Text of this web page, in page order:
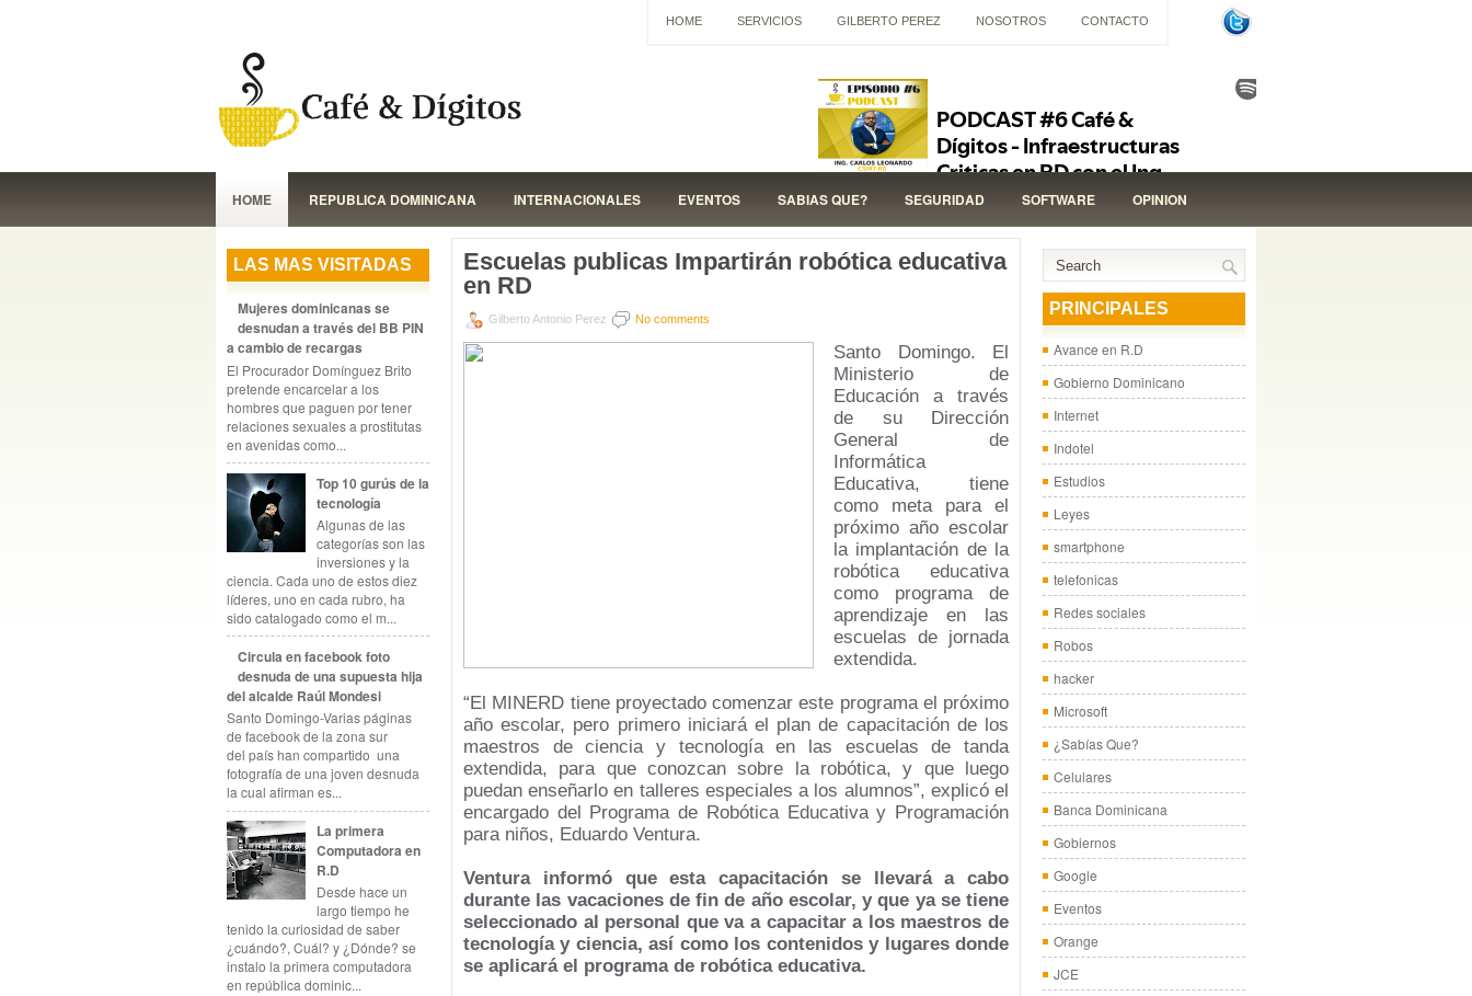
HOME SERVICIOS GILBERTO PEREZ NOSOTROS CONTACTO
HOME REPUBLICA DOMINICANA INTERNACIONALES EVENTOS SABIAS QUE? SEGURIDAD SOFTWARE OPINION
LAS MAS VISITADAS
Mujeres dominicanas se
desnudan a través del BB PIN
a cambio de recargas
El Procurador Domínguez Brito
pretende encarcelar a los
hombres que paguen por tener
relaciones sexuales a prostitutas
en avenidas como...
Top 10 gurús de la
tecnología
Algunas de las
categorías son las
inversiones y la
ciencia. Cada uno de estos diez
líderes, uno en cada rubro, ha
sido catalogado como el m...
Circula en facebook foto
desnuda de una supuesta hija
del alcalde Raúl Mondesi
Santo Domingo-Varias páginas
de facebook de la zona sur
del país han compartido una
fotografía de una joven desnuda
la cual afirman es...
La primera
Computadora en
R.D
Desde hace un
largo tiempo he
tenido la curiosidad de saber
¿cuándo?, Cuál? y ¿Dónde? se
instalo la primera computadora
en república dominic...
Escuelas publicas Impartirán robótica educativa
en RD
Gilberto Antonio Perez No comments
Santo Domingo. El
Ministerio de
Educación a través
de su Dirección
General de
Informática
Educativa, tiene
como meta para el
próximo año escolar
la implantación de la
robótica educativa
como programa de
aprendizaje en las
escuelas de jornada
extendida.
“El MINERD tiene proyectado comenzar este programa el próximo
año escolar, pero primero iniciará el plan de capacitación de los
maestros de ciencia y tecnología en las escuelas de tanda
extendida, para que conozcan sobre la robótica, y que luego
puedan enseñarlo en talleres especiales a los alumnos”, explicó el
encargado del Programa de Robótica Educativa y Programación
para niños, Eduardo Ventura.
Ventura informó que esta capacitación se llevará a cabo
durante las vacaciones de fin de año escolar, y que ya se tiene
seleccionado al personal que va a capacitar a los maestros de
tecnología y ciencia, así como los contenidos y lugares donde
se aplicará el programa de robótica educativa.
PRINCIPALES
Avance en R.D
Gobierno Dominicano
Internet
Indotel
Estudios
Leyes
smartphone
telefonicas
Redes sociales
Robos
hacker
Microsoft
¿Sabías Que?
Celulares
Banca Dominicana
Gobiernos
Google
Eventos
Orange
JCE